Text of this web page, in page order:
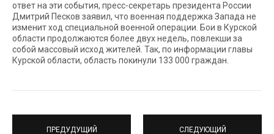
ответ на эти события, пресс-секретарь президента России
Дмитрий Песков заявил, что военная поддержка Запада не
изменит ход специальной военной операции. Бои в Курской
области продолжаются более двух недель, повлекши за
собой массовый исход жителей. Так, по информации главы
Курской области, область покинули 133 000 граждан.
ПРЕДУДУЩИЙ СЛЕДУЮЩИЙ